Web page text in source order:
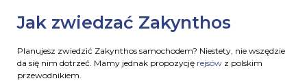
Jak zwiedzać Zakynthos
Planujesz zwiedzić Zakynthos samochodem? Niestety, nie wszędzie
da się nim dotrzeć. Mamy jednak propozycję rejsów z polskim
przewodnikiem.